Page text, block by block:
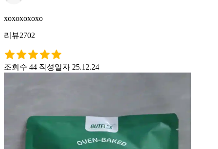
xoxoxoxoxo
리뷰2702
조회수 44 작성일자 25.12.24